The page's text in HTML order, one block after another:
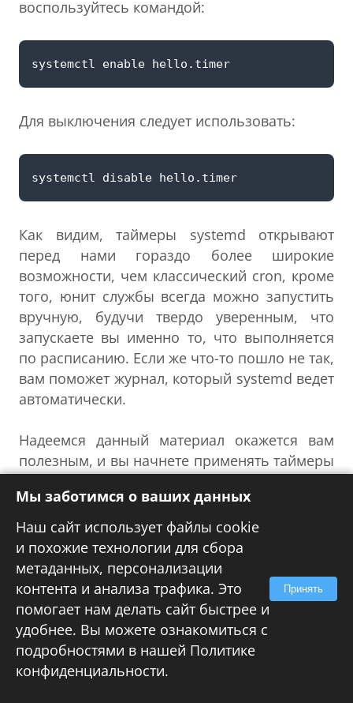
воспользуйтесь командой:
Для выключения следует использовать:
Как видим, таймеры systemd открывают
перед нами гораздо более широкие
возможности, чем классический cron, кроме
того, юнит службы всегда можно запустить
вручную, будучи твердо уверенным, что
запускаете вы именно то, что выполняется
по расписанию. Если же что-то пошло не так,
вам поможет журнал, который systemd ведет
автоматически.
Надеемся данный материал окажется вам
полезным, и вы начнете применять таймеры
cron.
Онлайн-курс по устройству
компьютерных сетей
На углубленном курсе
"Архитектура современных
компьютерных сетей" вы с нуля
научитесь работать с Wireshark и «под
микроскопом» изучите работу сетевых
Мы заботимся о ваших данных
Наш сайт использует файлы cookie
и похожие технологии для сбора
метаданных, персонализации
контента и анализа трафика. Это
помогает нам делать сайт быстрее и
удобнее. Вы можете ознакомиться с
подробностями в нашей Политике
конфиденциальности.
Принять